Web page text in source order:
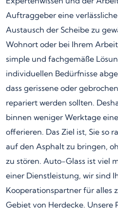
Auftraggeber eine
Austausch der Scheibe zu
Wohnort oder bei Ihrem
simple und fachgemäße
individuellen Bedürfnisse
dass gerissene oder
repariert werden sollten.
binnen weniger Werktage
offerieren. Das Ziel ist, Sie so
auf den Asphalt zu bringen,
zu stören. Auto-Glass ist viel
einer Dienstleistung, wir sind
Kooperationspartner für alles
Gebiet von Herdecke.